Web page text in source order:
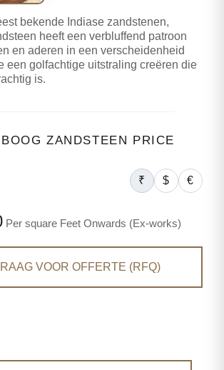
bekende Indiase zandstenen,
heeft een verbluffend patroon
en aderen in een verscheidenheid
een golfachtige uitstraling creëren die
is.
ZANDSTEEN PRICE
₹ $ €
Per square Feet Onwards (Ex-works)
VOOR OFFERTE (RFQ)